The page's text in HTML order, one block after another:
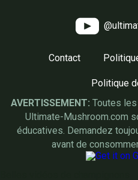
Contact
Politique
AVERTISSEMENT: Toutes
Ultimate-Mushroom.com
éducatives. Demandez
avant de